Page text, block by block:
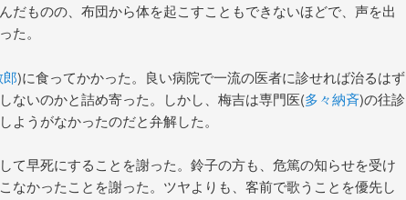
だものの、布団から体を起こすこともできないほどで、声を出
た。
)に食ってかかった。良い病院で一流の医者に診せれば治るはず
ないのかと詰め寄った。しかし、梅吉は専門医(多々納斉)の往診
ようがなかったのだと弁解した。
て早死にすることを謝った。鈴子の方も、危篤の知らせを受け
なかったことを謝った。ツヤよりも、客前で歌うことを優先し